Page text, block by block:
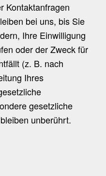
Kontaktanfragen
bei uns, bis Sie
Ihre Einwilligung
oder der Zweck für
(z. B. nach
Ihres
gesetzliche
unberührt.